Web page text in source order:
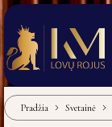
Pradžia Svetainė